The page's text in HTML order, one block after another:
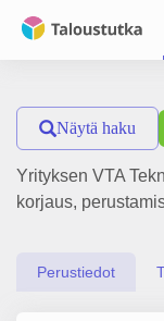
Näytä haku
Yrityksen VTA
korjaus,
Perustiedot